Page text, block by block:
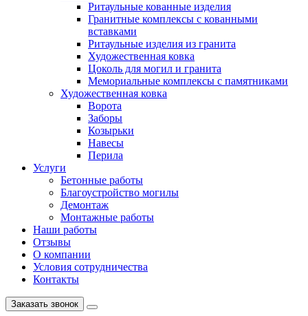
Ритаульные кованные изделия
Гранитные комплексы с кованными
вставками
Ритаульные изделия из гранита
Художественная ковка
Цоколь для могил и гранита
Мемориальные комплексы с памятниками
Художественная ковка
Ворота
Заборы
Козырьки
Навесы
Перила
Услуги
Бетонные работы
Благоустройство могилы
Демонтаж
Монтажные работы
Наши работы
Отзывы
О компании
Условия сотрудничества
Контакты
Заказать звонок